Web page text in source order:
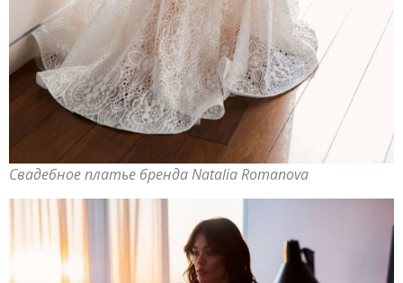
Свадебное платье бренда Natalia Romanova